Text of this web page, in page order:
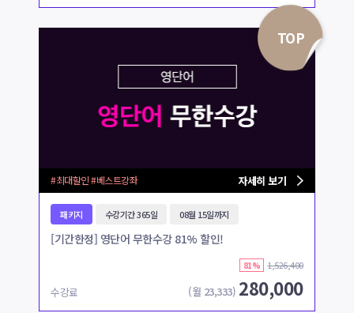
TOP
#최대할인 #베스트강좌 자세히 보기
패키지 수강기간 365일 08월 15일까지
[기간한정] 영단어 무한수강 81% 할인!
81% 1,526,400
수강료 (월 23,333) 280,000